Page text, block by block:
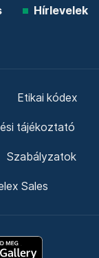
Hírlevelek
Etikai kódex
tájékoztató
Szabályzatok
Sales